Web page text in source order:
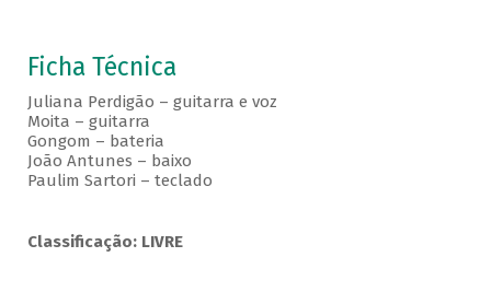
Ficha Técnica
Juliana Perdigão – guitarra e voz
Moita – guitarra
Gongom – bateria
João Antunes – baixo
Paulim Sartori – teclado
Classificação: LIVRE